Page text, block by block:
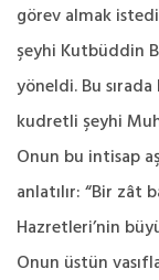
görev almak
şeyhi Kutbüddin
yöneldi. Bu
kudretli şeyhi
Onun bu intisap
anlatılır: “Bir zât
Hazretleri’nin
Onun üstün